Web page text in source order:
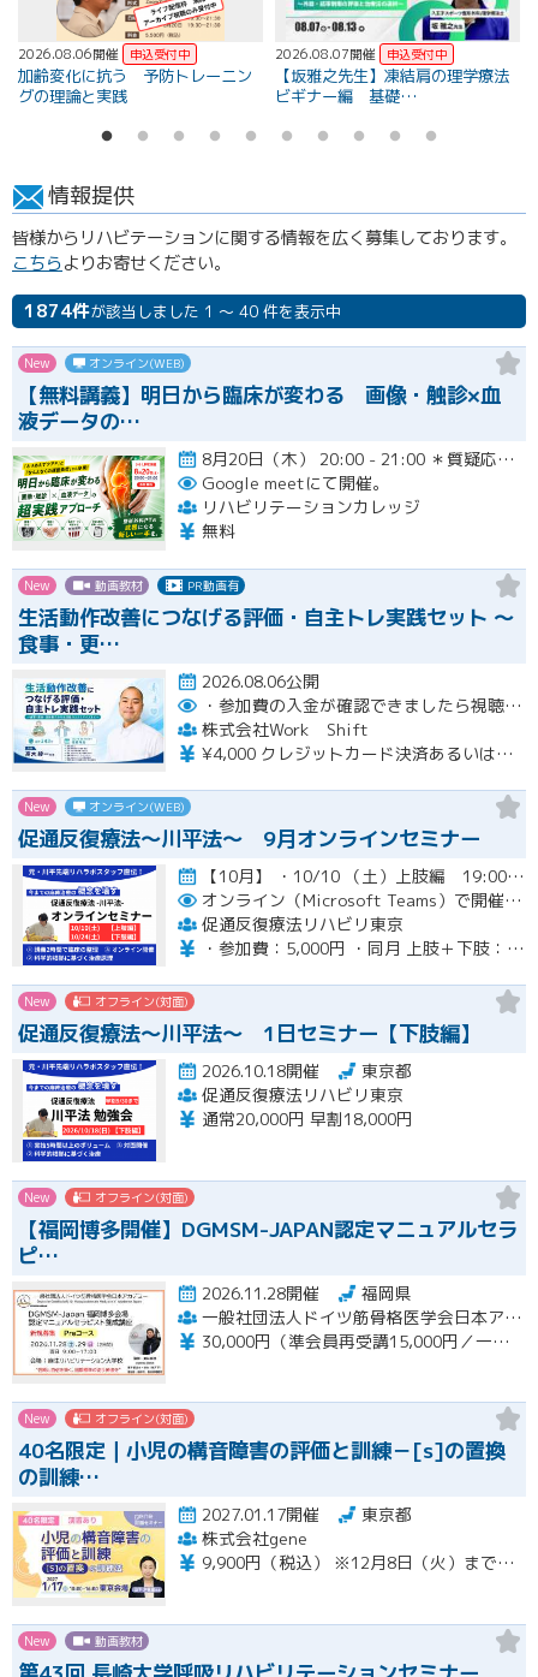
2026.08.06開催
加齢変化に抗う 予防トレーニン
グの理論と実践
2026.08.07開催
【坂雅之先生】凍結肩の理学療法
ビギナー編 基礎…
情報提供
皆様からリハビテーションに関する情報を広く募集しております。
こちらよりお寄せください。
1874件が該当しました 1 ～ 40 件を表示中
New オンライン(WEB)
【無料講義】明日から臨床が変わる 画像・触診×血
液データの…
8月20日（木） 20:00 - 21:00 ＊質疑応答とアンケート回答の時間を含みます。終了時間は余裕を持っ…開催
Google meetにて開催。
リハビリテーションカレッジ
無料
New 動画教材 PR動画有
生活動作改善につなげる評価・自主トレ実践セット ～
食事・更…
2026.08.06公開
・参加費の入金が確認できましたら視聴用URLとパスワードおよび資料をお申込みいただきましたメールアドレスに送付します。
株式会社Work Shift
¥4,000 クレジットカード決済あるいは銀行振込となります。
New オンライン(WEB)
促通反復療法〜川平法〜 9月オンラインセミナー
【10月】 ・10/10 （土）上肢編 19:00-20:30(最大21:00) ・10/24（土）下肢編 19…開催
オンライン（Microsoft Teams）で開催。ご入金確認後メールにてURLをお知らせいたします。
促通反復療法リハビリ東京
・参加費：5,000円 ・同月 上肢＋下肢：9,000円
New オフライン(対面)
促通反復療法〜川平法〜 1日セミナー【下肢編】
2026.10.18開催
東京都
促通反復療法リハビリ東京
通常20,000円 早割18,000円
New オフライン(対面)
【福岡博多開催】DGMSM-JAPAN認定マニュアルセラ
ピ…
2026.11.28開催
福岡県
一般社団法人ドイツ筋骨格医学会日本アカデミー（DGMSM-JAPAN）福岡博多会場
30,000円（準会員再受講15,000円／一般会員13,000円）
New オフライン(対面)
40名限定｜小児の構音障害の評価と訓練－[s]の置換
の訓練…
2027.01.17開催
東京都
株式会社gene
9,900円（税込） ※12月8日（火）までの限定価格※ 12月9日（水）以降のお申込みは13,200円（税込）となります。 当日会場にてお支払いください（現金のみ） 【キャンセルについて】 1月11日（月）午前8時以降のキャンセルは、キャンセル料（セミナー受講料全額）が発生いたします。
New 動画教材